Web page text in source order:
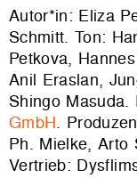
Autor*in: Eliza
Schmitt. Ton:
Petkova,
Anil Eraslan,
Shingo
GmbH.
Ph. Mielke, Arto
Vertrieb: